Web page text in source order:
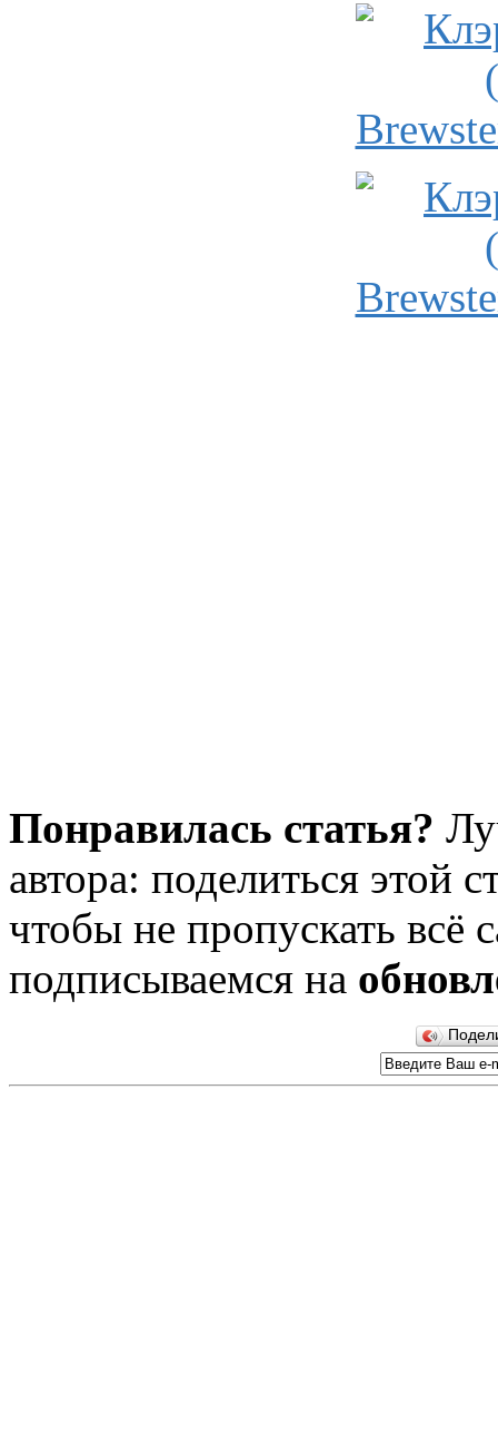
Понравилась статья?
автора: поделиться этой
чтобы не пропускать всё
подписываемся на